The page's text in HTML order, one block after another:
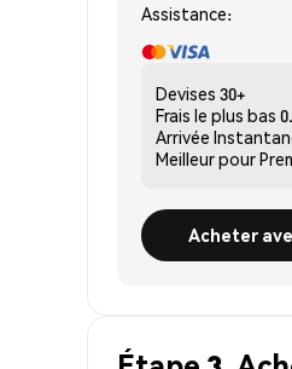
Assistance:
Devises 30+
Frais le plus bas
Arrivée
Meilleur pour
Acheter